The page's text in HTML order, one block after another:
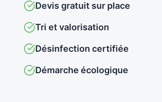
Devis gratuit sur place
Tri et valorisation
Désinfection certifiée
Démarche écologique